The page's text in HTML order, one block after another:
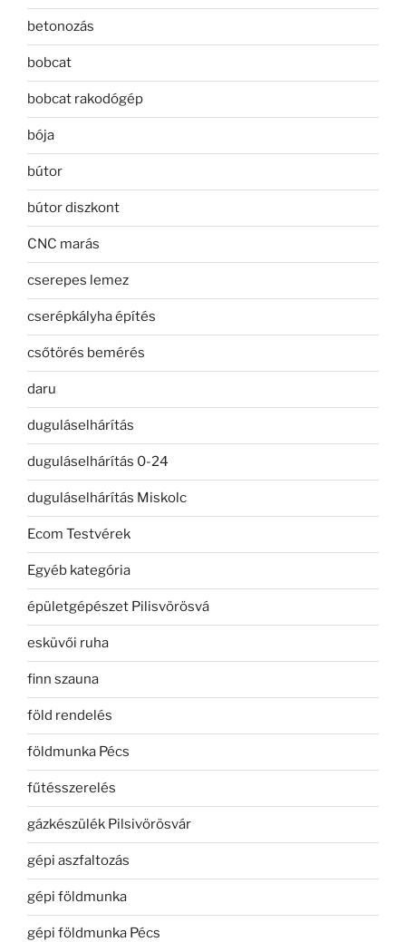
betonozás
bobcat
bobcat rakodógép
bója
bútor
bútor diszkont
CNC marás
cserepes lemez
cserépkályha építés
csőtörés bemérés
daru
duguláselhárítás
duguláselhárítás 0-24
duguláselhárítás Miskolc
Ecom Testvérek
Egyéb kategória
épületgépészet Pilisvörösvá
esküvői ruha
finn szauna
föld rendelés
földmunka Pécs
fűtésszerelés
gázkészülék Pilsivörösvár
gépi aszfaltozás
gépi földmunka
gépi földmunka Pécs